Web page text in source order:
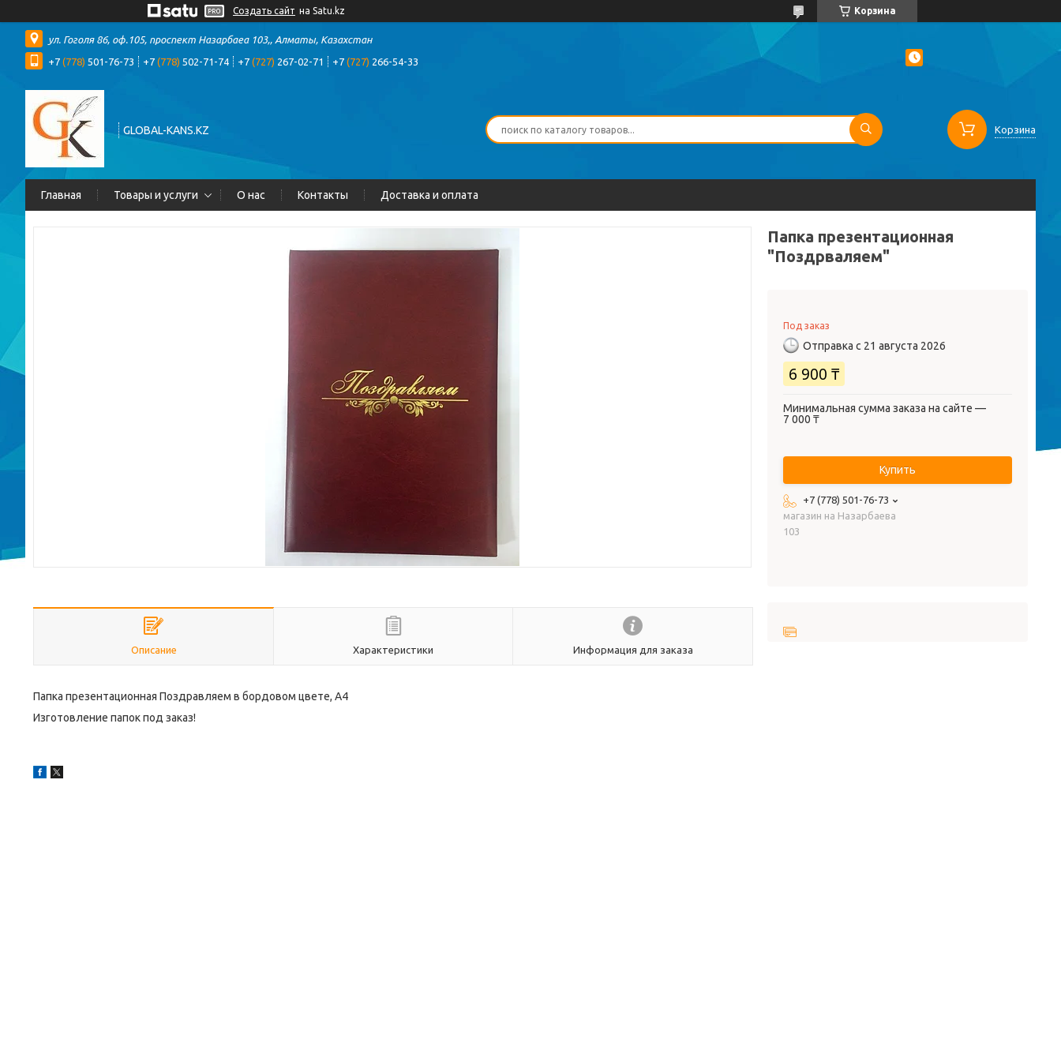
Создать сайт на Satu.kz Корзина
ул. Гоголя 86, оф.105, проспект Назарбаеа 103,, Алматы, Казахстан
+7 (778) 501-76-73 +7 (778) 502-71-74 +7 (727) 267-02-71 +7 (727) 266-54-33
GLOBAL-KANS.KZ Корзина
Главная Товары и услуги О нас Контакты Доставка и оплата
Описание Характеристики Информация для заказа
Папка презентационная Поздравляем в бордовом цвете, А4
Изготовление папок под заказ!
Папка презентационная
"Поздрваляем"
Под заказ
Отправка с 21 августа 2026
6 900 ₸
Минимальная сумма заказа на сайте —
7 000 ₸
Купить
+7 (778) 501-76-73
магазин на Назарбаева
103